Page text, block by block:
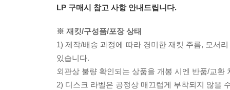
LP 구매시 참고 사항 안내드립니다.
※ 재킷/구성품/포장 상태
1) 제작/배송 과정에 따라 경미한 재킷 주름, 모서
있습니다.
외관상 불량 확인되는 상품을 개봉 시엔 반품/교환
2) 디스크 라벨은 공정상 매끄럽게 부착되지 않을